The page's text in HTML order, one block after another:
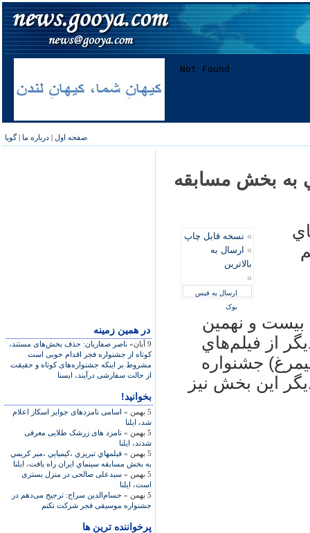
صفحه اول | درباره ما |گویا
در همين زمينه
9 آبان»
ناصر صفاريان: حذف بخش‌های مستند،
کوتاه از جشنواره فجر اقدام خوبی است
مشروط بر اينکه جشنواره‌های کوتاه و حقيقت
از حالت سفارشی درآيند، ايسنا
بخوانید!
5 بهمن »
اسامی نامزدهای جوایز اسکار اعلام
شد، ایلنا
5 بهمن »
نامزد های زرشک طلایی معرفی
شدند، ایلنا
5 بهمن »
فيلمهاي تبريزي ،كيميايي ،مير كريمي
به بخش مسابقه سينماي ايران راه يافت، ایلنا
5 بهمن »
سيدعلی صالحی در منزل بستری
است، ايلنا
5 بهمن »
حسام‌الدین سراج: ترجیح می‌دهم در
جشنواره موسیقی فجر شرکت نکنم
پرخواننده ترین ها
به بخش مسابقه
» نسخه قابل چاپ
» ارسال به
بالاترین
»
ارسال به فیس
بوک
بيست و نهمين
از فيلم‌هاي
جشنواره
اين بخش نيز